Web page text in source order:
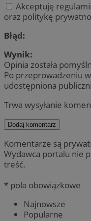
Akceptuję
oraz politykę
Błąd:
Wynik:
Opinia została
Po przeprowadzeniu
udostępniona
Trwa wysyłanie
Dodaj komentarz
Komentarze są
Wydawca portalu nie
treść.
* pola obowiązkowe
Najnowsze
Popularne